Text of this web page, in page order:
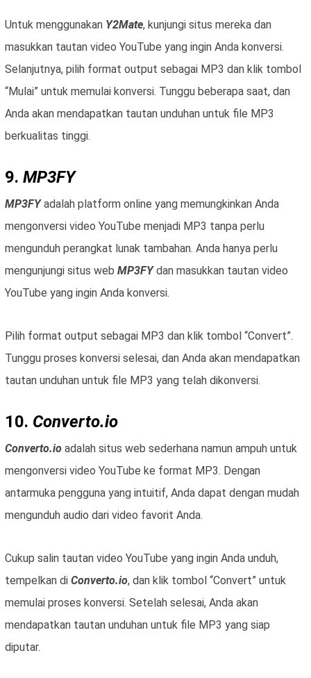
Untuk menggunakan Y2Mate, kunjungi situs mereka dan
masukkan tautan video YouTube yang ingin Anda konversi.
Selanjutnya, pilih format output sebagai MP3 dan klik tombol
“Mulai” untuk memulai konversi. Tunggu beberapa saat, dan
Anda akan mendapatkan tautan unduhan untuk file MP3
berkualitas tinggi.
9. MP3FY
MP3FYadalah platform online yang memungkinkan Anda
mengonversi video YouTube menjadi MP3 tanpa perlu
mengunduh perangkat lunak tambahan. Anda hanya perlu
mengunjungi situs web MP3FYdan masukkan tautan video
YouTube yang ingin Anda konversi.
Pilih format output sebagai MP3 dan klik tombol “Convert”.
Tunggu proses konversi selesai, dan Anda akan mendapatkan
tautan unduhan untuk file MP3 yang telah dikonversi.
10. Converto.io
Converto.io adalah situs web sederhana namun ampuh untuk
mengonversi video YouTube ke format MP3. Dengan
antarmuka pengguna yang intuitif, Anda dapat dengan mudah
mengunduh audio dari video favorit Anda.
Cukup salin tautan video YouTube yang ingin Anda unduh,
tempelkan di Converto.io, dan klik tombol “Convert” untuk
memulai proses konversi. Setelah selesai, Anda akan
mendapatkan tautan unduhan untuk file MP3 yang siap
diputar.